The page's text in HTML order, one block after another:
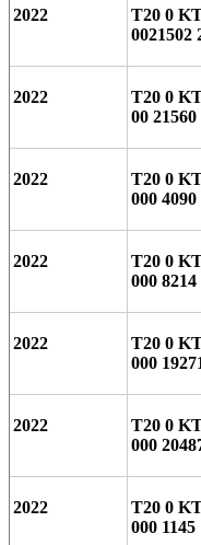
2022
T20 0
0021502
2022
T20 0
00 21560
2022
T20 0
000 4090
2022
T20 0
000 8214
2022
T20 0
000
2022
T20 0
000
2022
T20 0
000 1145